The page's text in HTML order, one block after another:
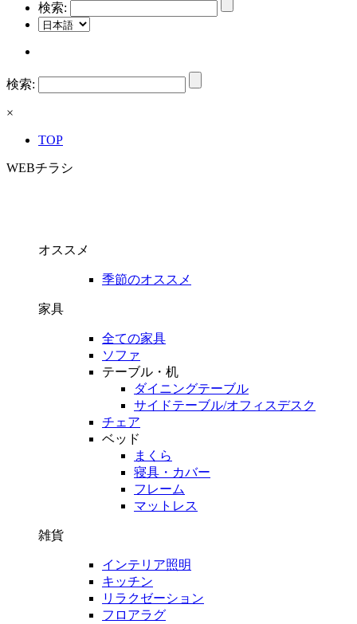
検索:
検索:
×
TOP
WEBチラシ
オススメ
季節のオススメ
家具
全ての家具
ソファ
テーブル・机
ダイニングテーブル
サイドテーブル/オフィスデスク
チェア
ベッド
まくら
寝具・カバー
フレーム
マットレス
雑貨
インテリア照明
キッチン
リラクゼーション
フロアラグ